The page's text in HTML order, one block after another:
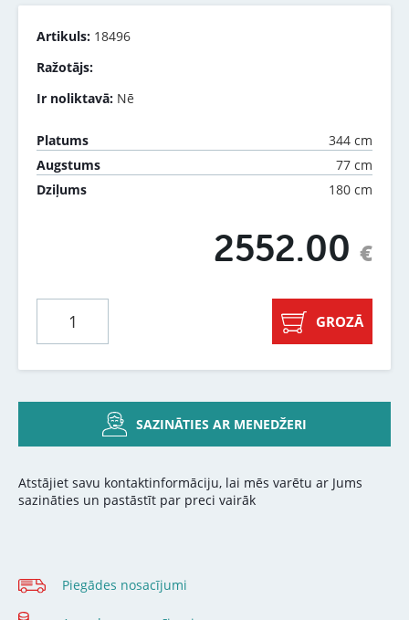
Artikuls: 18496
Ražotājs:
Ir noliktavā: Nē
Platums
344 cm
Augstums
77 cm
Dziļums
180 cm
2552.00 €
GROZĀ
SAZINĀTIES AR MENEDŽERI
Atstājiet savu kontaktinformāciju, lai mēs varētu ar Jums
sazināties un pastāstīt par preci vairāk
Piegādes nosacījumi